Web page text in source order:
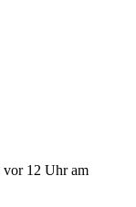
vor 12 Uhr am